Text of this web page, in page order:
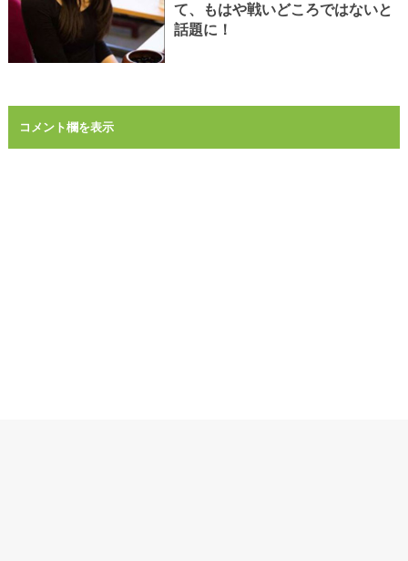
て、もはや戦いどころではないと
話題に！
コメント欄を表示